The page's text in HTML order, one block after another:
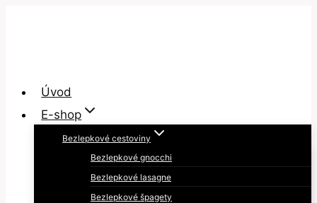
Úvod
E-shop
Bezlepkové cestoviny
Bezlepkové gnocchi
Bezlepkové lasagne
Bezlepkové špagety